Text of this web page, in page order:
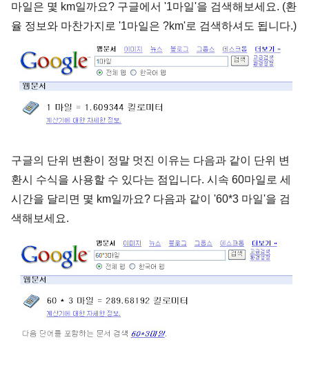
마일은 몇 km일까요? 구글에서 '1마일'을 검색해보세요. (환
율 정보와 마찬가지로 '1마일은 ?km'로 검색하셔도 됩니다.)
구글의 단위 변환이 정말 멋진 이유는 다음과 같이 단위 변
환시 수식을 사용할 수 있다는 점입니다. 시속 60마일로 세
시간을 달리면 몇 km일까요? 다음과 같이 '60*3 마일'을 검
색해보세요.